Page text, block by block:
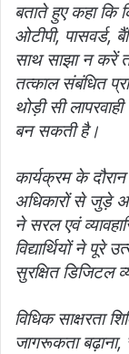
बताते हुए कहा
ओटीपी, पासवर्ड,
साथ साझा न करें
तत्काल संबंधित
थोड़ी सी
बन सकती है।
कार्यक्रम के
अधिकारों से जुड़े
ने सरल एवं
विद्यार्थियों ने पूरे
सुरक्षित डिजिटल
विधिक साक्षरता
जागरूकता बढ़ाना,